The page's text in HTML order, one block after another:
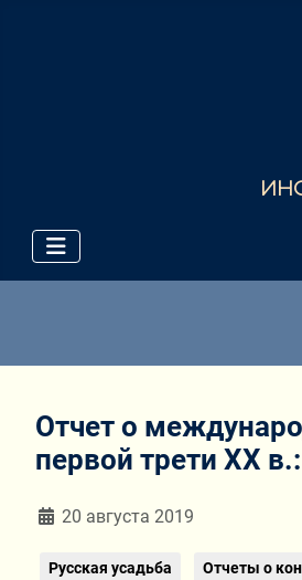
Отчет о
первой трети XX
Информация о материале
20 августа 2019
Русская усадьба Отчеты о